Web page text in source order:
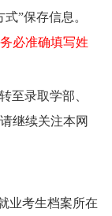
”保存信息。
必准确填写姓
至录取学部、
继续关注本网
业考生档案所在